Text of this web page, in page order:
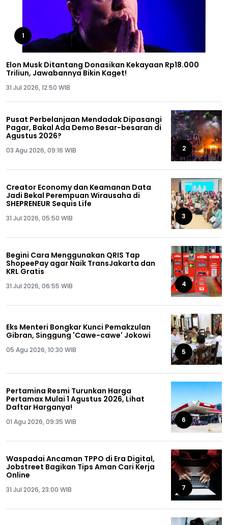
1
Elon Musk Ditantang Donasikan Kekayaan Rp18.000
Triliun, Jawabannya Bikin Kaget!
31 Jul 2026, 12:50 WIB
Pusat Perbelanjaan Mendadak Dipasangi
Pagar, Bakal Ada Demo Besar-besaran di
Agustus 2026?
03 Agu 2026, 09:16 WIB 2
Creator Economy dan Keamanan Data
Jadi Bekal Perempuan Wirausaha di
SHEPRENEUR Sequis Life
31 Jul 2026, 05:50 WIB 3
Begini Cara Menggunakan QRIS Tap
ShopeePay agar Naik TransJakarta dan
KRL Gratis
31 Jul 2026, 06:55 WIB 4
Eks Menteri Bongkar Kunci Pemakzulan
Gibran, Singgung 'Cawe-cawe' Jokowi
05 Agu 2026, 10:30 WIB 5
Pertamina Resmi Turunkan Harga
Pertamax Mulai 1 Agustus 2026, Lihat
Daftar Harganya!
01 Agu 2026, 09:35 WIB 6
Waspadai Ancaman TPPO di Era Digital,
Jobstreet Bagikan Tips Aman Cari Kerja
Online
31 Jul 2026, 23:00 WIB 7